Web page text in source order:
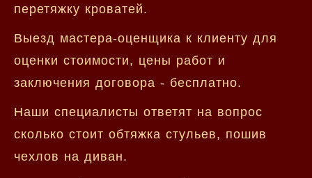
перетяжку кроватей.
Выезд мастера-оценщика к клиенту для
оценки стоимости, цены работ и
заключения договора - бесплатно.
Наши специалисты ответят на вопрос
сколько стоит обтяжка стульев, пошив
чехлов на диван.